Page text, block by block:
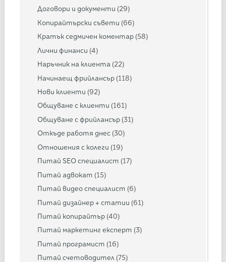
Договори и документи (29)
Копирайтърски съвети (66)
Кратък седмичен коментар (58)
Лични финанси (4)
Наръчник на клиента (22)
Начинаещ фрийлансър (118)
Нови клиенти (92)
Общуване с клиенти (161)
Общуване с фрийлансър (31)
Откъде работя днес (30)
Отношения с колеги (19)
Питай SEO специалист (17)
Питай адвокат (15)
Питай видео специалист (6)
Питай дизайнер + статии (61)
Питай копирайтър (40)
Питай маркетинг експерт (3)
Питай програмист (16)
Питай счетоводител (75)